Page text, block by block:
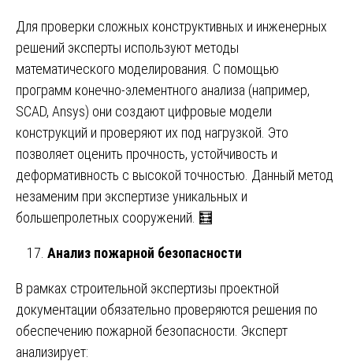
Для проверки сложных конструктивных и инженерных
решений эксперты используют методы
математического моделирования. С помощью
программ конечно-элементного анализа (например,
SCAD, Ansys) они создают цифровые модели
конструкций и проверяют их под нагрузкой. Это
позволяет оценить прочность, устойчивость и
деформативность с высокой точностью. Данный метод
незаменим при экспертизе уникальных и
большепролетных сооружений. 🧮
Анализ пожарной безопасности
В рамках строительной экспертизы проектной
документации обязательно проверяются решения по
обеспечению пожарной безопасности. Эксперт
анализирует: